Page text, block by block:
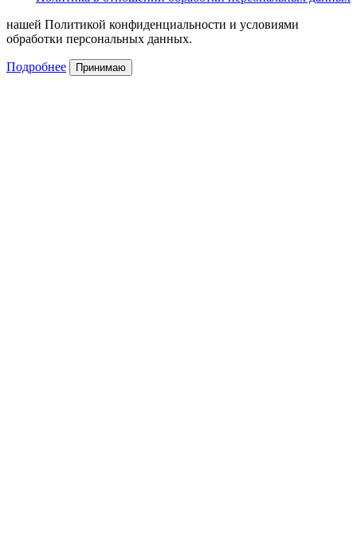
нашей Политикой конфиденциальности и условиями
обработки персональных данных.
Подробнее Принимаю